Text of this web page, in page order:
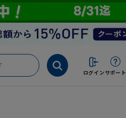
ログイン サポート